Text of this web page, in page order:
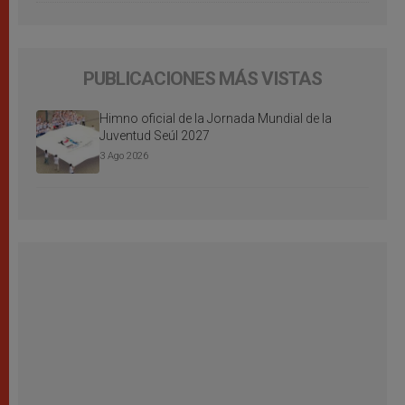
PUBLICACIONES MÁS VISTAS
Himno oficial de la Jornada Mundial de la
Juventud Seúl 2027
3 Ago 2026